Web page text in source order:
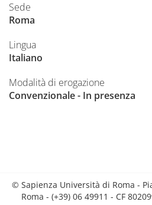
Sede
Roma
Lingua
Italiano
Modalità di erogazione
Convenzionale - In presenza
© Sapienza Università di Roma -
Roma - (+39) 06 49911 - CF